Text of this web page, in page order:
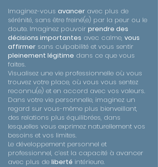
Imaginez-vous avancer avec plus de
sérénité, sans être freiné(e) par la peur ou le
doute. Imaginez pouvoir prendre des
décisions importantes avec calme, vous
affirmer sans culpabilité et vous sentir
pleinement légitime dans ce que vous
faites.
Visualisez une vie professionnelle où vous
trouvez votre place, où vous vous sentez
reconnu(e) et en accord avec vos valeurs.
Dans votre vie personnelle, imaginez un
regard sur vous-même plus bienveillant,
des relations plus équilibrées, dans
lesquelles vous exprimez naturellement vos
besoins et vos limites.
Le développement personnel et
professionnel, c’est la capacité à avancer
avec plus de liberté intérieure.